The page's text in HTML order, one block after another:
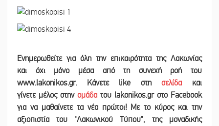
Ενημερωθείτε για όλη την επικαιρότητα της Λακωνίας
και όχι μόνο μέσα από τη συνεχή ροή του
www.lakonikos.gr. Κάνετε like στησελίδα και
γίνετε μέλος στην ομάδα του lakonikos.gr στο Facebook
για να μαθαίνετε τα νέα πρώτοι! Με το κύρος και την
αξιοπιστία του "Λακωνικού Τύπου", της μοναδικής